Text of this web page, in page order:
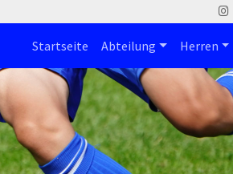
Startseite Abteilung Herren